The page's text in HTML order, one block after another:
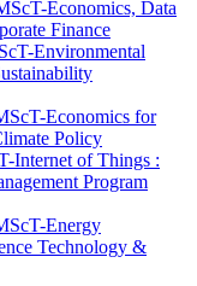
Economics, Data
Finance
Environmental
Economics for
Policy
Internet of Things :
Program
Energy
Technology &